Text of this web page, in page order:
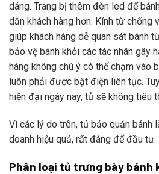
dáng. Trang bị thêm đèn led để
dẫn khách hàng hơn. Kính từ chống
giúp khách hàng dễ quan sát bánh
bảo vệ bánh khỏi các tác nhân gây
hàng không chú ý có thể chạm vào
luôn phải được bật điện liên tục.
hiện đại ngày nay, tủ sẽ không tiêu
Vì các lý do trên, tủ bảo quản bánh
doanh hiệu quả, rất đáng để đầu tư.
Phân loại tủ trưng bày bánh